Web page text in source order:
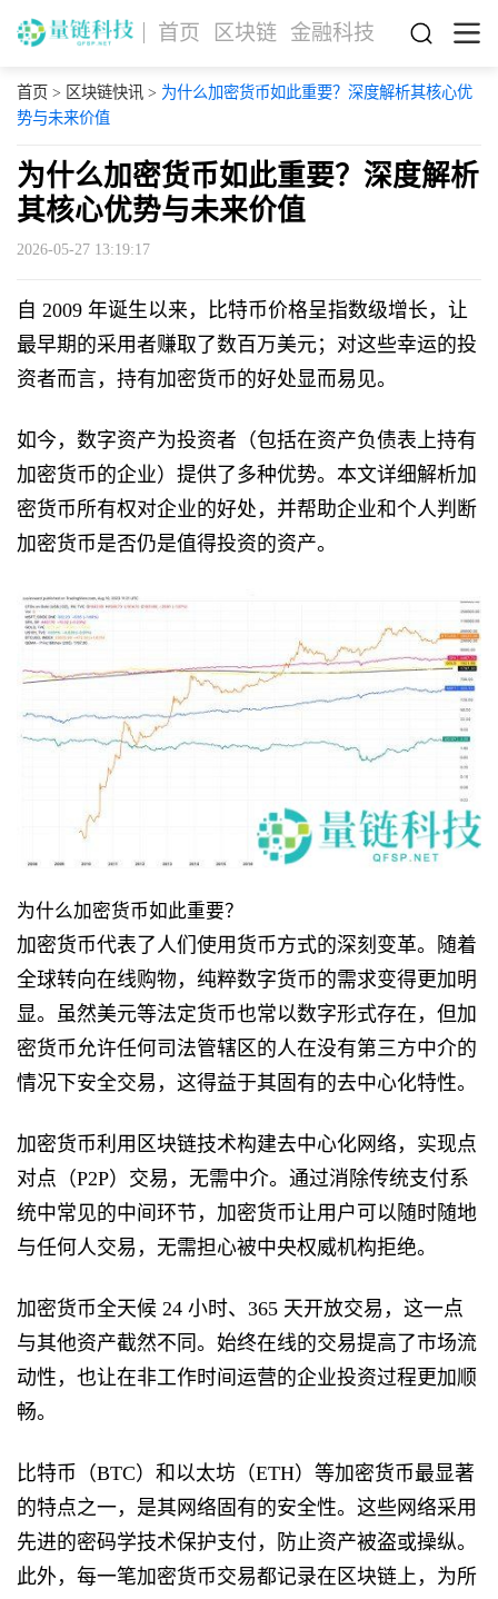
首页 区块链 金融科技
首页 > 区块链快讯> 为什么加密货币如此重要？深度解析其核心优
势与未来价值
为什么加密货币如此重要？深度解析
其核心优势与未来价值
2026-05-27 13:19:17
自 2009 年诞生以来，比特币价格呈指数级增长，让
最早期的采用者赚取了数百万美元；对这些幸运的投
资者而言，持有加密货币的好处显而易见。
如今，数字资产为投资者（包括在资产负债表上持有
加密货币的企业）提供了多种优势。本文详细解析加
密货币所有权对企业的好处，并帮助企业和个人判断
加密货币是否仍是值得投资的资产。
为什么加密货币如此重要？
加密货币代表了人们使用货币方式的深刻变革。随着
全球转向在线购物，纯粹数字货币的需求变得更加明
显。虽然美元等法定货币也常以数字形式存在，但加
密货币允许任何司法管辖区的人在没有第三方中介的
情况下安全交易，这得益于其固有的去中心化特性。
加密货币利用区块链技术构建去中心化网络，实现点
对点（P2P）交易，无需中介。通过消除传统支付系
统中常见的中间环节，加密货币让用户可以随时随地
与任何人交易，无需担心被中央权威机构拒绝。
加密货币全天候 24 小时、365 天开放交易，这一点
与其他资产截然不同。始终在线的交易提高了市场流
动性，也让在非工作时间运营的企业投资过程更加顺
畅。
比特币（BTC）和以太坊（ETH）等加密货币最显著
的特点之一，是其网络固有的安全性。这些网络采用
先进的密码学技术保护支付，防止资产被盗或操纵。
此外，每一笔加密货币交易都记录在区块链上，为所